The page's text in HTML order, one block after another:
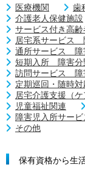
医療機関 歯
介護老人保健施設
サービス付き高
居宅系サービス
通所サービス 障
短期入所 障害分
訪問サービス 障
定期巡回・随時
居宅介護支援（ケ
児童福祉関連
障害児入所サービ
その他
保有資格から生